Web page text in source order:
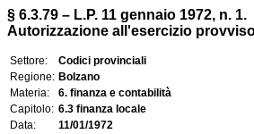
§ 6.3.79 – L.P. 11 gennaio 1972, n. 1.
Autorizzazione all'esercizio
Settore:
Codici provinciali
Regione: Bolzano
Materia:
6. finanza e contabilità
Capitolo: 6.3 finanza locale
Data:
11/01/1972